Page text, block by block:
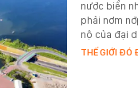
nước biển
phải nơm
nộ của đại
THẾ GIỚI ĐÓ